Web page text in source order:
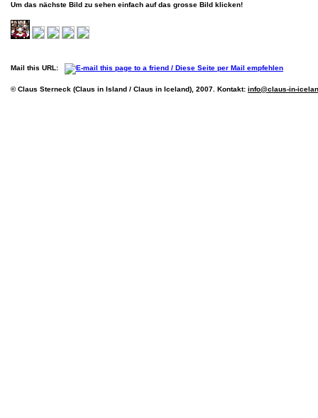
Um das nächste Bild zu sehen einfach auf das grosse Bild klicken!
Mail this URL:
© Claus Sterneck (Claus in Island / Claus in Iceland), 2007. Kontakt: info@claus-in-